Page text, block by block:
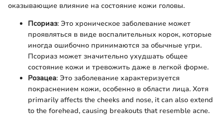
оказывающие влияние на состояние кожи головы.
Псориаз: Это хроническое заболевание может
проявляться в виде воспалительных корок, которые
иногда ошибочно принимаются за обычные угри.
Псориаз может значительно ухудшать общее
состояние кожи и тревожить даже в легкой форме.
Розацеа: Это заболевание характеризуется
покраснением кожи, особенно в области лица. Хотя
primarily affects the cheeks and nose, it can also extend
to the forehead, causing breakouts that resemble acne.